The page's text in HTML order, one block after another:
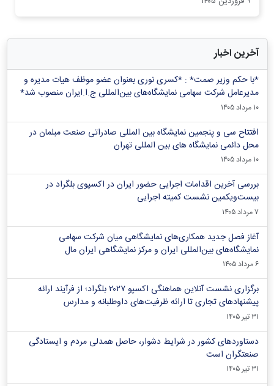
آخرین اخبار
*با حکم وزیر صمت* : *کسری نوری بعنوان عضو موظف هیات مدیره و
مدیرعامل شرکت سهامی نمایشگاه‌های بین‌المللی ج.ا.ایران منصوب شد*
۱۰ مرداد ۱۴۰۵
افتتاح سی و پنجمین نمایشگاه بین المللی صادراتی صنعت مبلمان در
محل دائمی نمایشگاه های بین المللی تهران
۱۰ مرداد ۱۴۰۵
بررسی آخرین اقدامات اجرایی حضور ایران در اکسپوی بلگراد در
بیست‌ویکمین نشست کمیته اجرایی
۷ مرداد ۱۴۰۵
آغاز فصل جدید همکاری‌های نمایشگاهی میان شرکت سهامی
نمایشگاه‌های بین‌المللی ایران و مرکز نمایشگاهی ایران‌ مال
۶ مرداد ۱۴۰۵
برگزاری نشست آنلاین هماهنگی اکسپو ۲۰۲۷ بلگراد؛ از فرآیند ارائه
پیشنهادهای تجاری تا ارائه ظرفیت‌های داوطلبانه و مدارس
۳۱ تیر ۱۴۰۵
دستاوردهای کشور در شرایط دشوار، حاصل همدلی مردم و ایستادگی
صنعتگران است
۳۱ تیر ۱۴۰۵